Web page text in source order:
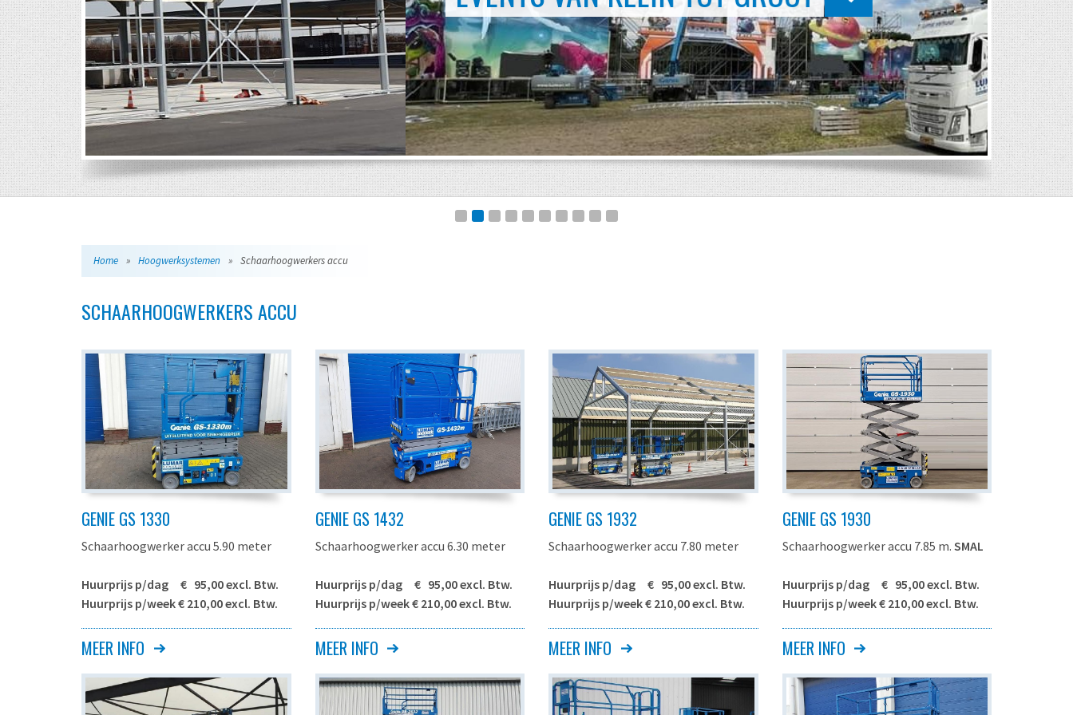
Home » Hoogwerksystemen » Schaarhoogwerkers accu
SCHAARHOOGWERKERS ACCU
GENIE GS 1330
Schaarhoogwerker accu 5.90 meter
Huurprijs p/dag € 95,00 excl. Btw.
Huurprijs p/week € 210,00 excl. Btw.
Maximale werkhoogte
5.90 meter
Maximale
3.90 meter
MEER INFO
GENIE GS 1432
Schaarhoogwerker accu 6.30 meter
Huurprijs p/dag € 95,00 excl. Btw.
Huurprijs p/week € 210,00 excl. Btw.
Maximale werkhoogte *
6.30 meter
Maximale
4.30 meter
MEER INFO
GENIE GS 1932
Schaarhoogwerker accu 7.80 meter
Huurprijs p/dag € 95,00 excl. Btw.
Huurprijs p/week € 210,00 excl. Btw.
Maximale werkhoogte
7.80 meter
Maximale
5.80 meter
MEER INFO
GENIE GS 1930
Schaarhoogwerker accu 7.85 m. SMAL
Huurprijs p/dag € 95,00 excl. Btw.
Huurprijs p/week € 210,00 excl. Btw.
Maximale werkhoogte
7.85 meter
Maximale
5.85 meter
MEER INFO